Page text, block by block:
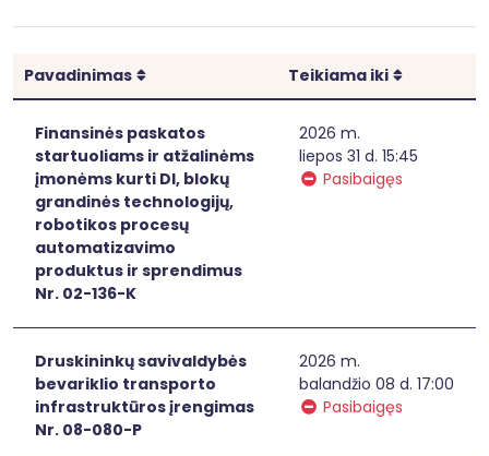
Pavadinimas Rikiuoti Teikiama iki Rikiuoti
Finansinės paskatos
startuoliams ir atžalinėms
įmonėms kurti DI, blokų
grandinės technologijų,
robotikos procesų
automatizavimo
produktus ir sprendimus
Nr. 02-136-K
2026 m.
liepos 31 d. 15:45
Pasibaigęs
Druskininkų savivaldybės
bevariklio transporto
infrastruktūros įrengimas
Nr. 08-080-P
2026 m.
balandžio 08 d. 17:00
Pasibaigęs